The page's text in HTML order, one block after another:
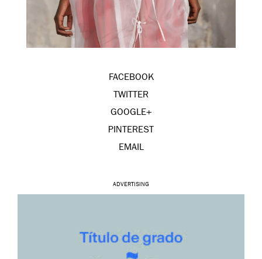
FACEBOOK
TWITTER
GOOGLE+
PINTEREST
EMAIL
ADVERTISING